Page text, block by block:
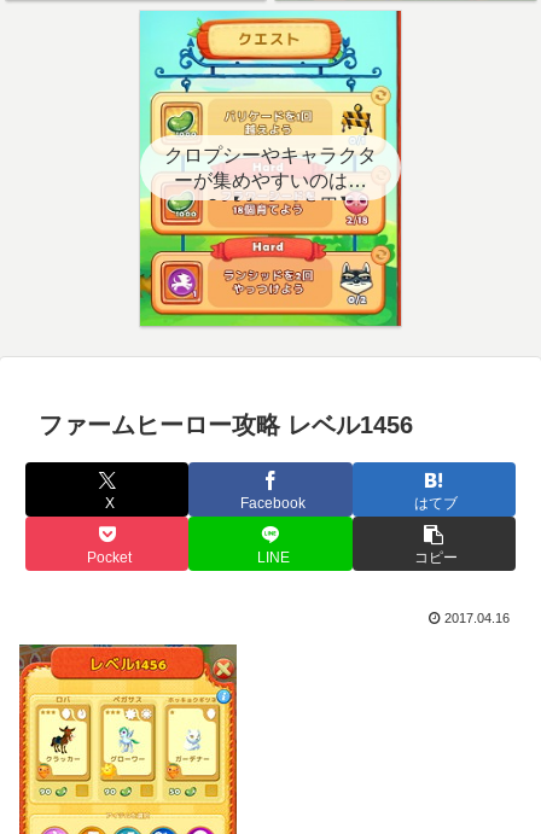
クロプシーやキャラクタ
ーが集めやすいのはど
こ？【クエスト用】
ファームヒーロー攻略 レベル1456
X Facebook はてブ
Pocket LINE コピー
2017.04.16